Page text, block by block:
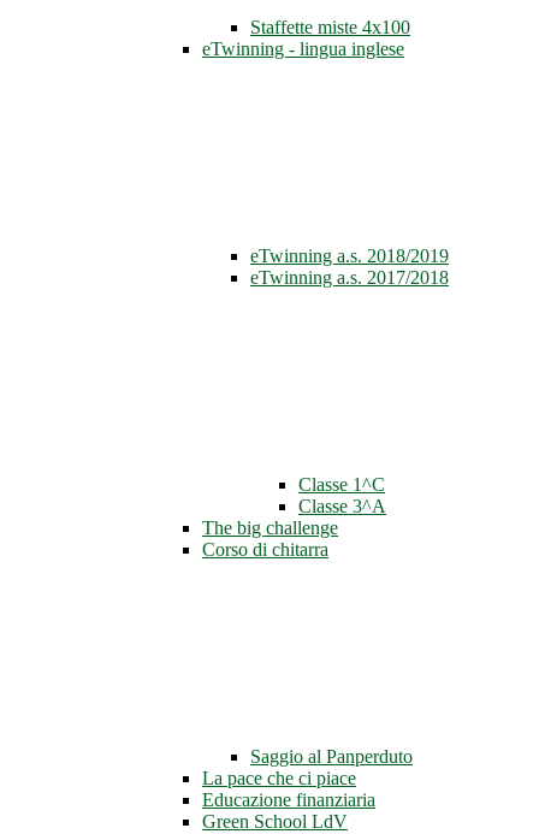
Staffette miste 4x100
eTwinning - lingua inglese
eTwinning a.s. 2018/2019
eTwinning a.s. 2017/2018
Classe 1^C
Classe 3^A
The big challenge
Corso di chitarra
Saggio al Panperduto
La pace che ci piace
Educazione finanziaria
Green School LdV